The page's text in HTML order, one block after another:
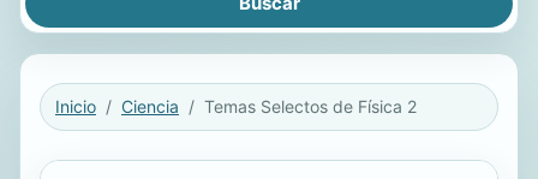
Inicio Ciencia Temas Selectos de Física 2